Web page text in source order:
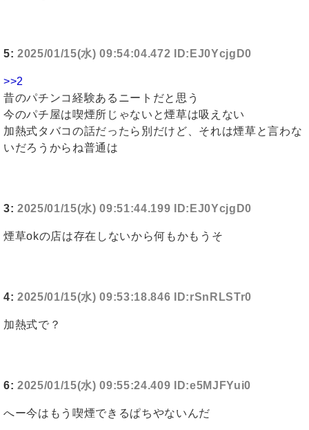
5: 2025/01/15(水) 09:54:04.472 ID:EJ0YcjgD0
>>2
昔のパチンコ経験あるニートだと思う
今のパチ屋は喫煙所じゃないと煙草は吸えない
加熱式タバコの話だったら別だけど、それは煙草と言わな
いだろうからね普通は
3: 2025/01/15(水) 09:51:44.199 ID:EJ0YcjgD0
煙草okの店は存在しないから何もかもうそ
4: 2025/01/15(水) 09:53:18.846 ID:rSnRLSTr0
加熱式で？
6: 2025/01/15(水) 09:55:24.409 ID:e5MJFYui0
へー今はもう喫煙できるぱちやないんだ